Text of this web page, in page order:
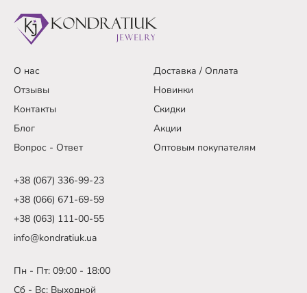
О нас
Доставка / Оплата
Отзывы
Новинки
Контакты
Скидки
Блог
Акции
Вопрос - Ответ
Оптовым покупателям
+38 (067) 336-99-23
+38 (066) 671-69-59
+38 (063) 111-00-55
info@kondratiuk.ua
Пн - Пт: 09:00 - 18:00
Сб - Вс: Выходной